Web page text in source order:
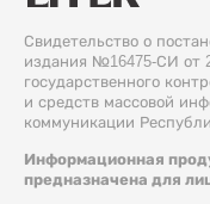
Свидетельство о
издания №16475-СИ от
государственного
и средств массовой
коммуникации
Информационная
предназначена для